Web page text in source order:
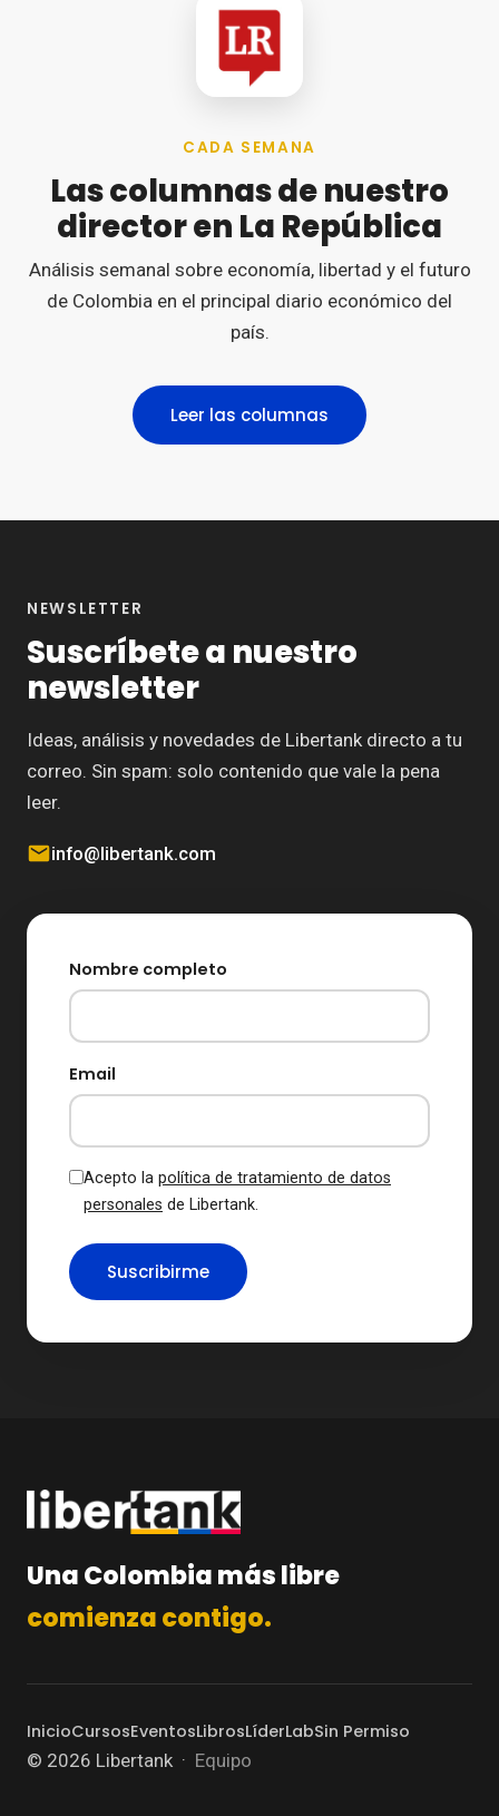
CADA SEMANA
Las columnas de nuestro
director en La República
Análisis semanal sobre economía, libertad y el futuro
de Colombia en el principal diario económico del
país.
Leer las columnas
NEWSLETTER
Suscríbete a nuestro
newsletter
Ideas, análisis y novedades de Libertank directo a tu
correo. Sin spam: solo contenido que vale la pena
leer.
info@libertank.com
Nombre completo
Email
Acepto la política de tratamiento de datos
personales de Libertank.
Suscribirme
Una Colombia más libre
comienza contigo.
InicioCursosEventosLibrosLíderLabSin Permiso
© 2026 Libertank · Equipo